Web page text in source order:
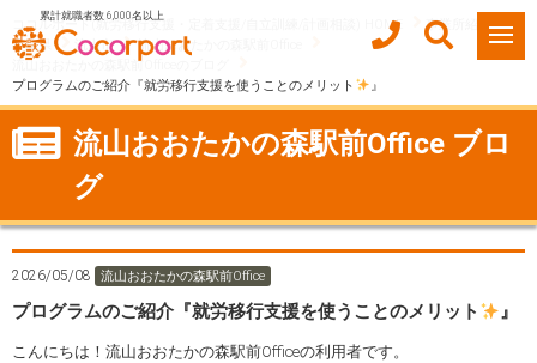
累計就職者数 6,000名以上
ココルポート(就労移行支援・定着支援/自立訓練/計画相談) HOME
事業所紹介
千葉県
流山市
流山おおたかの森駅前Office
流山おおたかの森駅前Officeのブログ
プログラムのご紹介『就労移行支援を使うことのメリット
』
流山おおたかの森駅前Office ブロ
グ
2026/05/08 流山おおたかの森駅前Office
プログラムのご紹介『就労移行支援を使うことのメリット 』
こんにちは！流山おおたかの森駅前Officeの利用者です。